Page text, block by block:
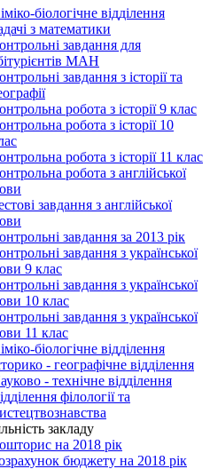
біологічне відділення
з математики
завдання для
МАН
завдання з історії та
робота з історії 9 клас
робота з історії 10
робота з історії 11 клас
робота з англійської
завдання з англійської
завдання за 2013 рік
завдання з української
9 клас
завдання з української
10 клас
завдання з української
11 клас
біологічне відділення
- географічне відділення
- технічне відділення
філології та
закладу
на 2018 рік
бюджету на 2018 рік